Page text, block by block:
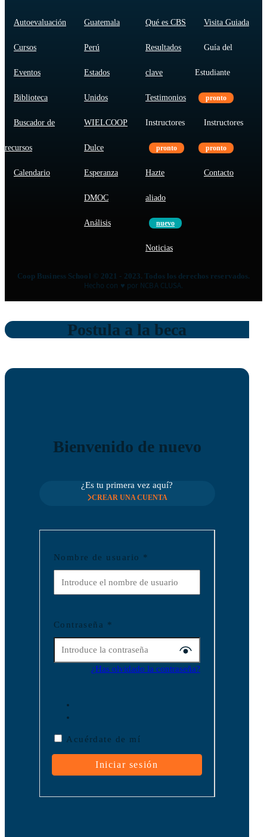
Autoevaluación
Cursos
Eventos
Biblioteca
Buscador de
recursos
Calendario
Guatemala
Perú
Estados
Unidos
WIELCOOP
Dulce
Esperanza
DMOC
Análisis
Qué es CBS
Resultados
clave
Testimonios
Instructores
pronto
Hazte
aliado
nuevo
Noticias
Visita Guiada
Guía del
Estudiante
pronto
Instructores
pronto
Contacto
Coop Business School © 2021 - 2023. Todos los derechos reservados.
Hecho con ♥ por NCBA CLUSA.
Postula a la beca
Bienvenido de nuevo
¿Es tu primera vez aquí?
CREAR UNA CUENTA
Nombre de usuario *
Contraseña *
¿Has olvidado la contraseña?
Acuérdate de mí